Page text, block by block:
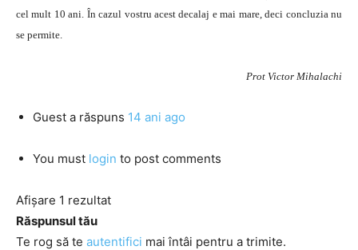
cel mult 10 ani. În cazul vostru acest decalaj e mai mare, deci concluzia nu
se permite.
Prot Victor Mihalachi
Guest a răspuns 14 ani ago
You must login to post comments
Afișare 1 rezultat
Răspunsul tău
Te rog să te autentifici mai întâi pentru a trimite.